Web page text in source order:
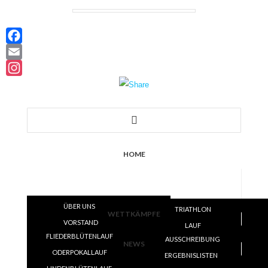
Instagram
HOME
ÜBER UNS TRIATHLON
LAUF
VOLLEYBALL
SKI
VORSTAND
SATZUNG
TRAINING
WETTKÄMPFE
FLIEDERBLÜTENLAUF AUSSCHREIBUNG
ERGEBNISLISTEN
ODERPOKALLAUF
ERGEBNISLISTEN
NEWS